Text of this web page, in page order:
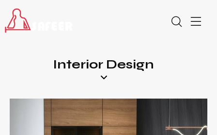
Interior Design